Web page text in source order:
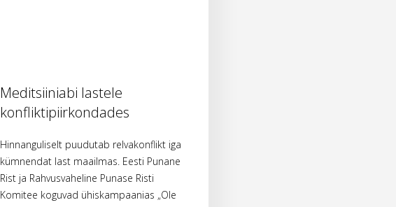
Meditsiiniabi lastele
konfliktipiirkondades
Hinnanguliselt puudutab relvakonflikt iga
kümnendat last maailmas. Eesti Punane
Rist ja Rahvusvaheline Punase Risti
Komitee koguvad ühiskampaanias „Ole